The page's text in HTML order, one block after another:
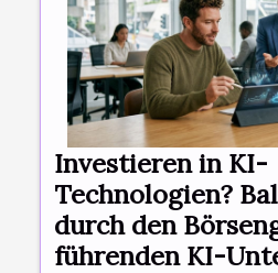
Investieren in KI-
Technologien?
durch den
führenden KI-